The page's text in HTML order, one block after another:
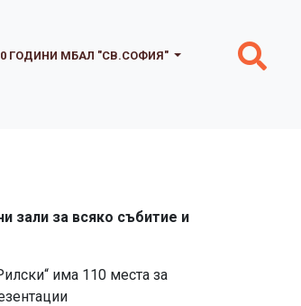
ГОДИНИ МБАЛ "СВ.СОФИЯ"
зали за всяко събитие и
има 110 места за